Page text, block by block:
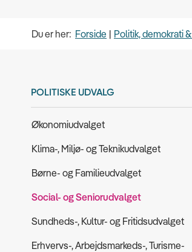
Du er her: Forside Politik, demokrati
POLITISKE UDVALG
Økonomiudvalget
Klima-, Miljø- og Teknikudvalget
Børne- og Familieudvalget
Social- og Seniorudvalget
Sundheds-, Kultur- og Fritidsudvalget
Erhvervs-, Arbejdsmarkeds-, Turisme-